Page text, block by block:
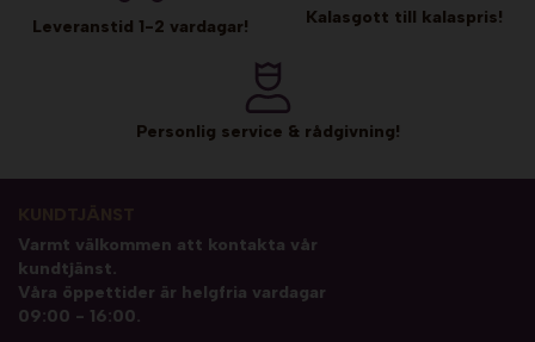
Leveranstid 1-2 vardagar! Kalasgott till kalaspris!
Personlig service & rådgivning!
Varmt välkommen att kontakta vår
kundtjänst.
Våra öppettider är helgfria vardagar
09:00 - 16:00.